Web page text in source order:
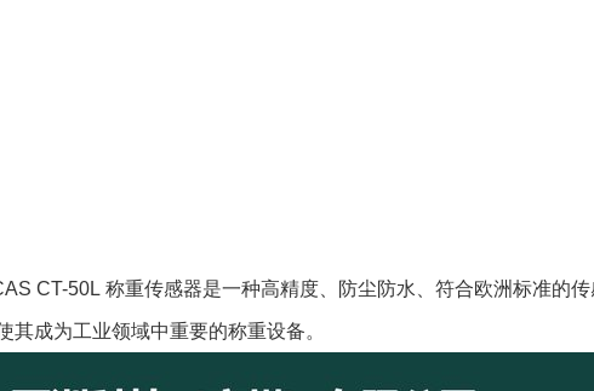
CT-50L 称重传感器是一种高精度、防尘防水、符合欧洲标准的
其成为工业领域中重要的称重设备。